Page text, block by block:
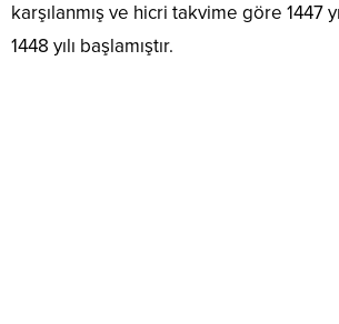
karşılanmış ve hicri takvime göre 1447
1448 yılı başlamıştır.